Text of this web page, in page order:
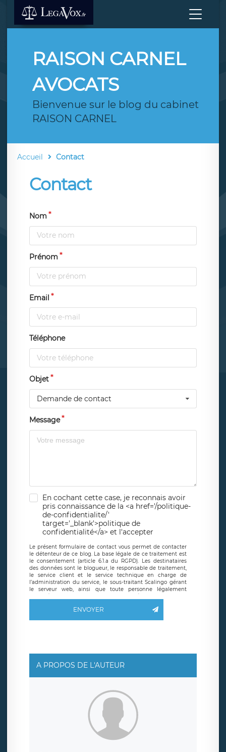
RAISON CARNEL
AVOCATS
Bienvenue sur le blog du cabinet
RAISON CARNEL
Accueil Contact
Contact
Nom
Prénom
Email
Téléphone
Objet
Demande de contact
Message
En cochant cette case, je reconnais avoir
pris connaissance de la <a href='/politique-
de-confidentialite/'
target='_blank'>politique de
confidentialité</a> et l'accepter
Le présent formulaire de contact vous permet de contacter
le détenteur de ce blog. La base légale de ce traitement est
le consentement (article 6.1.a du RGPD). Les destinataires
des données sont le blogueur, le responsable de traitement,
le service client et le service technique en charge de
l’administration du service, le sous-traitant Scalingo gérant
le serveur web, ainsi que toute personne légalement
autorisée. Le formulaire de contact à destination du
basé en France et offrant des
clauses de protection
limitation du traitement relatif à vos données à caractère
données. Vous pouvez exercer ces droits auprès du délégué
de traitement est la société LÉGAVOX, sis 9 rue Léopold
Sédar Senghor, joignable à l’adresse mail :
responsabledetraitement@legavox.fr. Vous avez également
le droit d’introduire une réclamation auprès d’une autorité
ENVOYER
A PROPOS DE L'AUTEUR